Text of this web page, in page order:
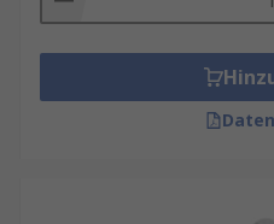
und
Medizintechnik: In
wie
Instrumenten, sorgen